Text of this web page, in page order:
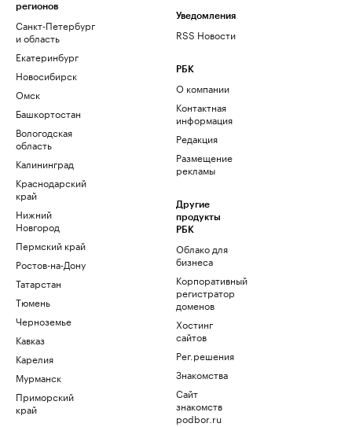
регионов
Санкт-Петербург
и область
Екатеринбург
Новосибирск
Омск
Башкортостан
Вологодская
область
Калининград
Краснодарский
край
Нижний
Новгород
Пермский край
Ростов-на-Дону
Татарстан
Тюмень
Черноземье
Кавказ
Карелия
Мурманск
Приморский
край
Уведомления
RSS Новости
РБК
О компании
Контактная
информация
Редакция
Размещение
рекламы
Другие
продукты
РБК
Облако для
бизнеса
Корпоративный
регистратор
доменов
Хостинг
сайтов
Рег.решения
Знакомства
Сайт
знакомств
podbor.ru